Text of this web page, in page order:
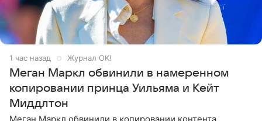
1 час назад Журнал OK!
Меган Маркл обвинили в намеренном
копировании принца Уильяма и Кейт
Миддлтон